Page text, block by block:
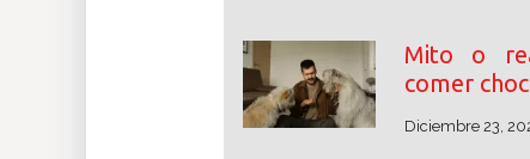
Mito o
comer
Diciembre 23,